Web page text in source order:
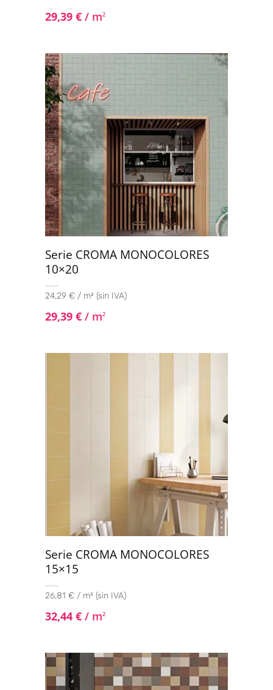
29,39 € / m2
Serie CROMA MONOCOLORES
10×20
24,29 € / m² (sin IVA)
29,39 € / m2
Serie CROMA MONOCOLORES
15×15
26,81 € / m² (sin IVA)
32,44 € / m2